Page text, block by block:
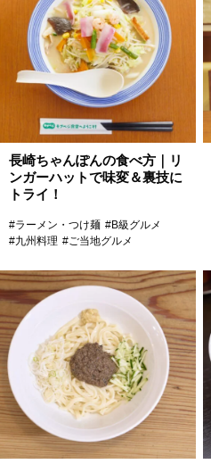
長崎ちゃんぽんの食べ方｜リ
ンガーハットで味変＆裏技に
トライ！
#ラーメン・つけ麺 #B級グルメ
#九州料理 #ご当地グルメ